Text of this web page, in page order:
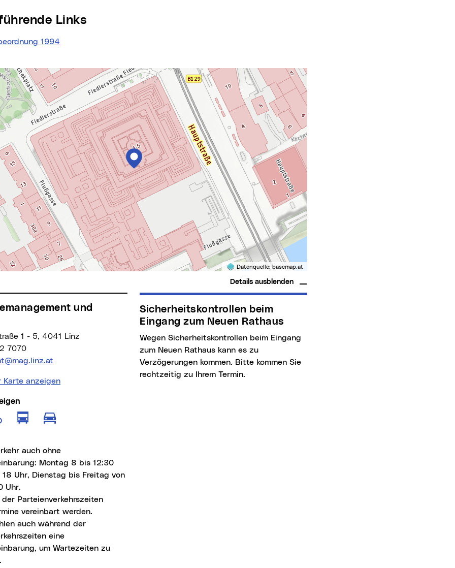
Links
1994
Datenquelle: basemap.at
Details ausblenden
1 - 5, 4041 Linz
7070
Karte anzeigen
anzeigen für Fußgänger
Route anzeigen für Radfahrer
Route anzeigen für öffentliche Verkehrsmittel
Route anzeigen für motorisierten Individualverkehr
auch ohne
Montag 8 bis 12:30
18 Uhr, Dienstag bis Freitag von
Uhr.
Parteienverkehrszeiten
vereinbart werden.
auch während der
eine
um Wartezeiten zu
Sicherheitskontrollen beim
Eingang zum Neuen Rathaus
Wegen Sicherheitskontrollen beim Eingang
zum Neuen Rathaus kann es zu
Verzögerungen kommen. Bitte kommen Sie
rechtzeitig zu Ihrem Termin.